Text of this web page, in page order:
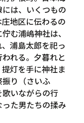
は、いくつもの
地区に伝わるの
む浦嶋神社は、
浦島太郎を祀っ
れる。夕暮れと
灯を手に神社ま
り（さいふ
いながらの行
た男たちの揉み